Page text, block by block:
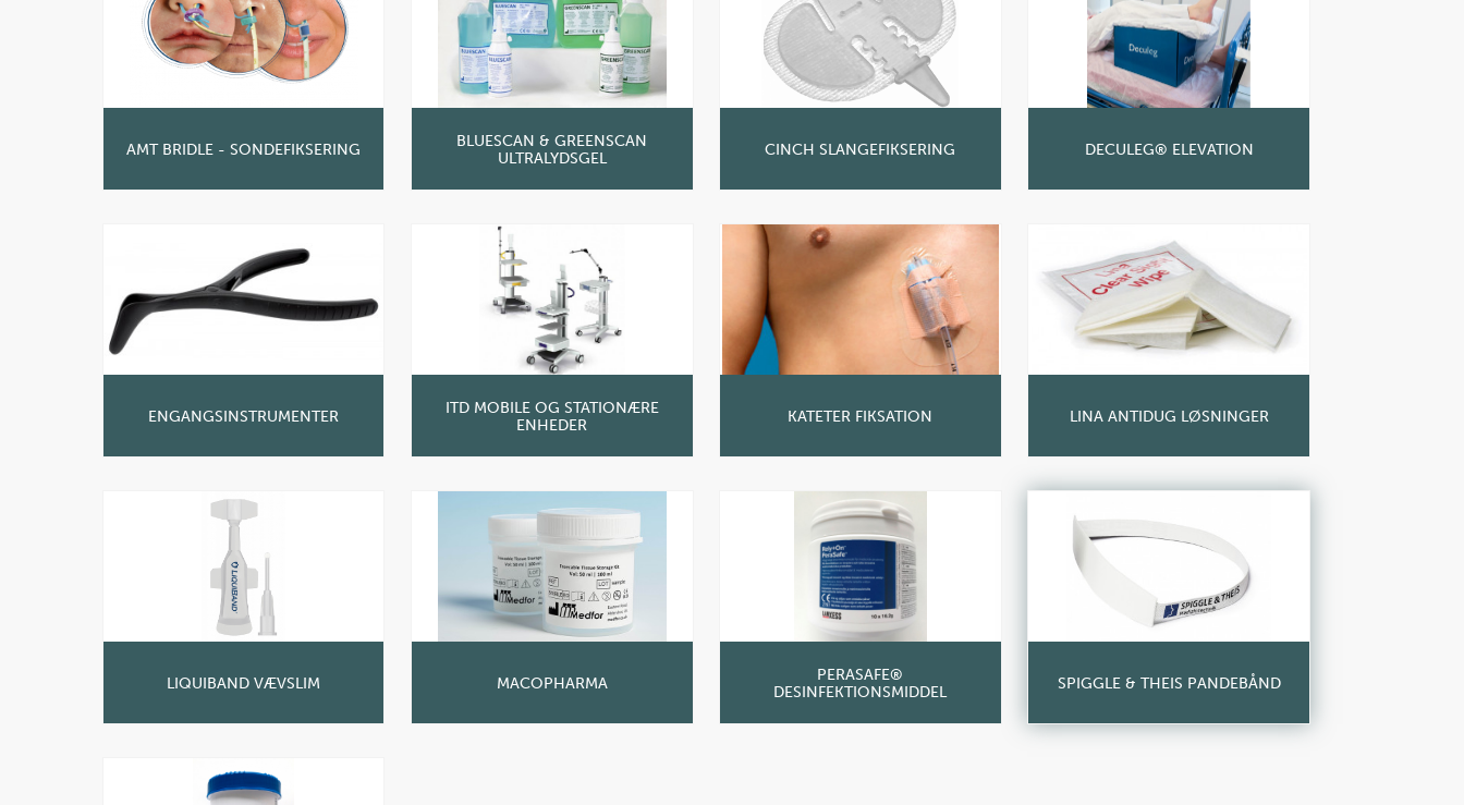
AMT BRIDLE - SONDEFIKSERING
BLUESCAN & GREENSCAN
ULTRALYDSGEL
CINCH SLANGEFIKSERING DECULEG® ELEVATION
ENGANGSINSTRUMENTER
ITD MOBILE OG STATIONÆRE
ENHEDER
KATETER FIKSATION LINA ANTIDUG LØSNINGER
LIQUIBAND VÆVSLIM MACOPHARMA
PERASAFE®
DESINFEKTIONSMIDDEL
SPIGGLE & THEIS PANDEBÅND